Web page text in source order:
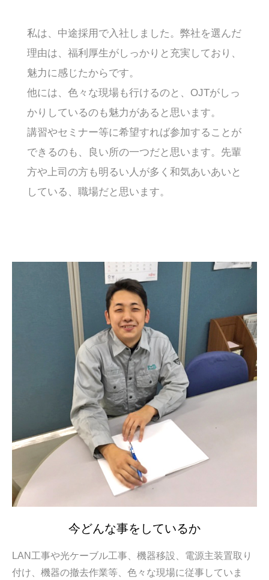
私は、中途採用で入社しました。弊社を選んだ
理由は、福利厚生がしっかりと充実しており、
魅力に感じたからです。
他には、色々な現場も行けるのと、OJTがしっ
かりしているのも魅力があると思います。
講習やセミナー等に希望すれば参加することが
できるのも、良い所の一つだと思います。先輩
方や上司の方も明るい人が多く和気あいあいと
している、職場だと思います。
今どんな事をしているか
LAN工事や光ケーブル工事、機器移設、電源主装置取り
付け、機器の撤去作業等、色々な現場に従事していま